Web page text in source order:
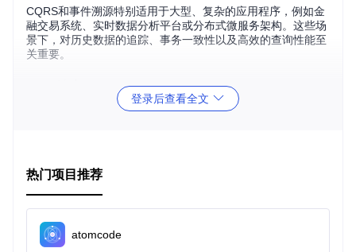
CQRS和事件溯源特别适用于大型、复杂的应用程序，例如金
融交易系统、实时数据分析平台或分布式微服务架构。这些场
景下，对历史数据的追踪、事务一致性以及高效的查询性能至
关重要。
动，让你可以与全球的开发者交流心得。
实际应用示例
的。
登录后查看全文
热门项目推荐
atomcode